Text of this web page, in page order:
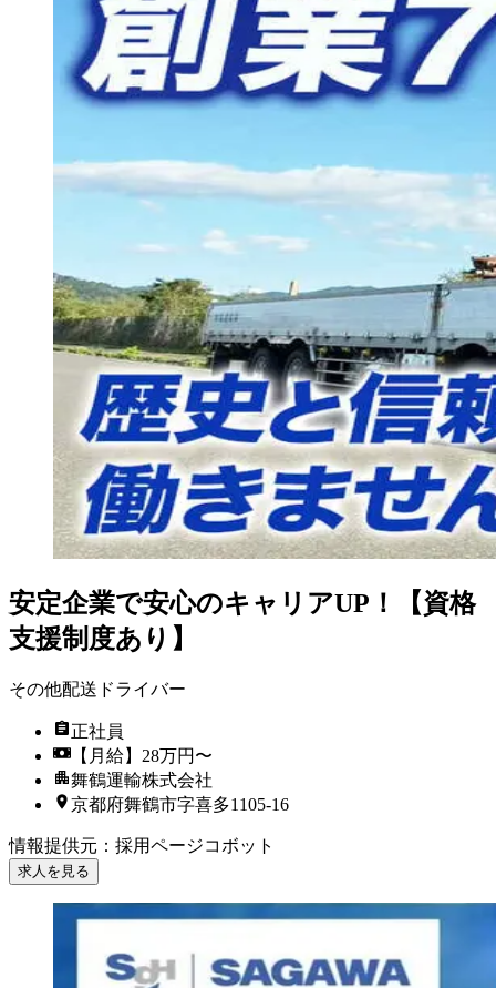
安定企業で安心のキャリアUP！【資格
支援制度あり】
その他配送ドライバー
正社員
【月給】28万円〜
舞鶴運輸株式会社
京都府舞鶴市字喜多1105-16
情報提供元 ： 採用ページコボット
求人を見る